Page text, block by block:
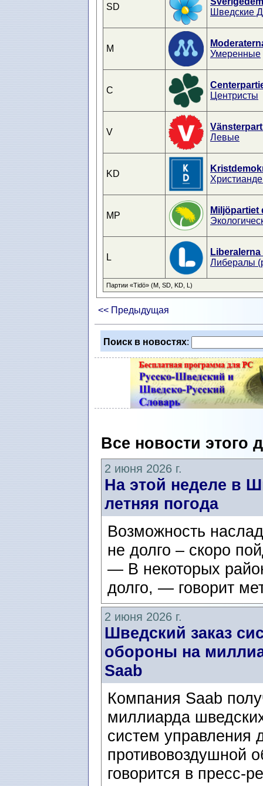
SD
Шведские
M
Умеренные
C
Центристы
V
Левые
KD
MP
Miljöpartiet
L
Liberalerna
Либералы
Партии «Tidö» (M, SD, KD, L)
<< Предыдущая
Поиск в новостях:
Все новости этого
2 июня 2026 г.
На этой неделе в
летняя погода
Возможность
не долго – скоро
— В некоторых
долго, — говорит
2 июня 2026 г.
Шведский заказ
обороны на
Saab
Компания Saab
миллиарда
систем управления
противовоздушной
говорится в пресс-